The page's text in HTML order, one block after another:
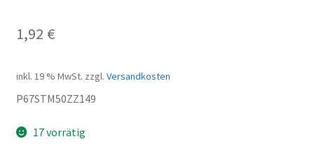
1,92 €
inkl. 19 % MwSt. zzgl. Versandkosten
P67STM50ZZ149
17 vorrätig